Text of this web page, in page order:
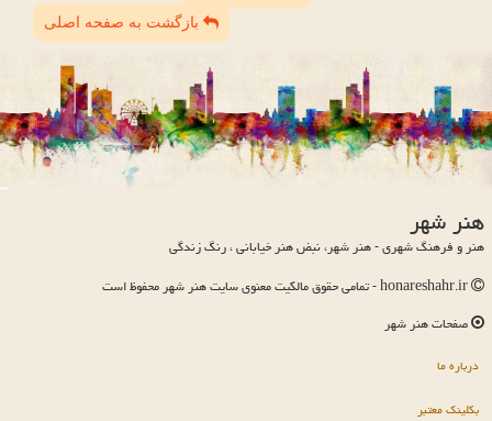
بازگشت به صفحه اصلی
هنر شهر
هنر و فرهنگ شهری - هنر شهر، نبض هنر خیابانی ، رنگ زندگی
صفحات هنر شهر
درباره ما
بکلینک معتبر